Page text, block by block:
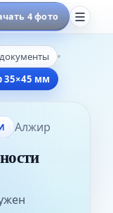
4 фото
35×45 мм
Алжир